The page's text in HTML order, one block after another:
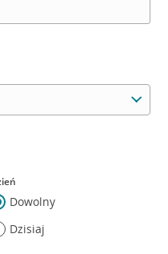
Dowolny
Dzisiaj